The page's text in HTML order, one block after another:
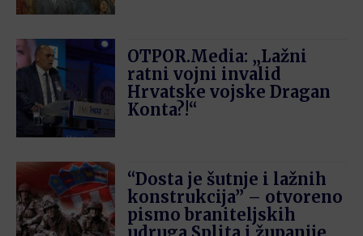
OTPOR.Media: „Lažni
ratni vojni invalid
Hrvatske vojske Dragan
Konta?!“
“Dosta je šutnje i lažnih
konstrukcija” – otvoreno
pismo braniteljskih